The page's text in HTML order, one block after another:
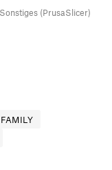
Sonstiges (PrusaSlicer)